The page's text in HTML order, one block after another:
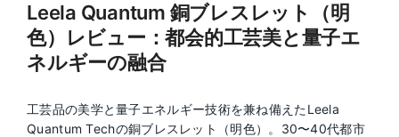
Leela Quantum 銅ブレスレット（明
色）レビュー：都会的工芸美と量子エ
ネルギーの融合
工芸品の美学と量子エネルギー技術を兼ね備えたLeela
Quantum Techの銅ブレスレット（明色）。30〜40代都市